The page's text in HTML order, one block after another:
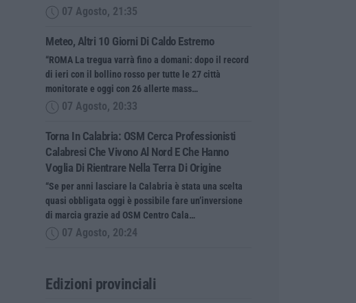
07 Agosto, 21:35
Meteo, Altri 10 Giorni Di Caldo Estremo
“ROMA La tregua varrà fino a domani: dopo il record
di ieri con il bollino rosso per tutte le 27 città
monitorate e oggi con 26 allerte mass…
07 Agosto, 20:33
Torna In Calabria: OSM Cerca Professionisti
Calabresi Che Vivono Al Nord E Che Hanno
Voglia Di Rientrare Nella Terra Di Origine
“Se per anni lasciare la Calabria è stata una scelta
quasi obbligata oggi è possibile fare un’inversione
di marcia grazie ad OSM Centro Cala…
07 Agosto, 20:24
Edizioni provinciali